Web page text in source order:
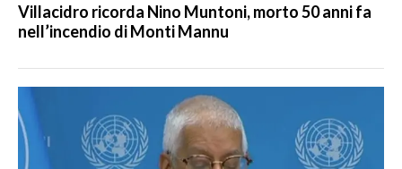
Villacidro ricorda Nino Muntoni, morto 50 anni fa
nell’incendio di Monti Mannu